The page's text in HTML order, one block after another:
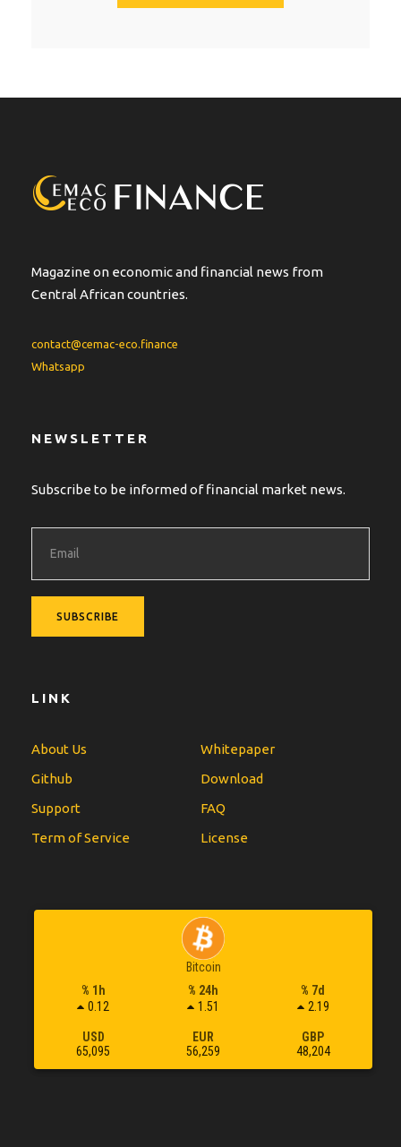
i
:
Magazine on economic and financial news from
Central African countries.
contact@cemac-eco.finance
Whatsapp
NEWSLETTER
Subscribe to be informed of financial market news.
LINK
About Us
Whitepaper
Github
Download
Support
FAQ
Term of Service
License
Bitcoin
% 1h
0.12
% 24h
1.51
% 7d
2.19
USD
65,095
EUR
56,259
GBP
48,204